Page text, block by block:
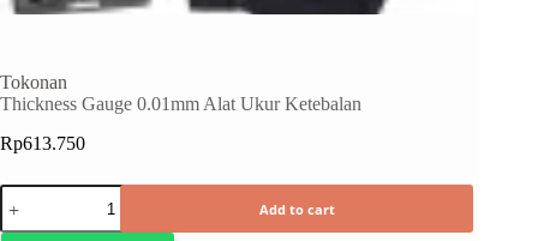
Tokonan
Thickness Gauge 0.01mm Alat Ukur Ketebalan
Rp613.750
Add to cart